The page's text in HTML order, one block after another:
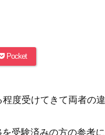
Pocket
度受けてきて両者の
受験済みの方の参考に